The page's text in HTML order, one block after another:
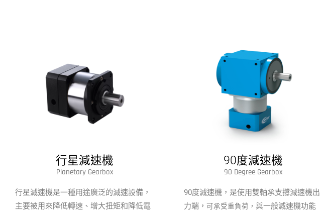
行星減速機
Planetary Gearbox
行星減速機是一種用途廣泛的減速設備，
主要被用來降低轉速、增大扭矩和降低電
90度減速機
90 Degree Gearbox
90度減速機，是使用雙軸承支撐減速機出
力端， 可承受重負荷 ， 與一般減速機功能